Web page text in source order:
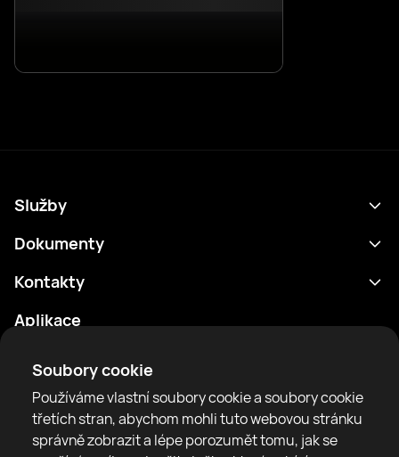
Soubory cookie
Používáme vlastní soubory cookie a soubory cookie
třetích stran, abychom mohli tuto webovou stránku
správně zobrazit a lépe porozumět tomu, jak se
RTF United service limited
Služby
Program
Boxeři
Články
Sparring Finder
Dokumenty
Zásady ochrany osobních údajů
Pravidla komunity
Kontakty
support@rtfight.com
Aplikace